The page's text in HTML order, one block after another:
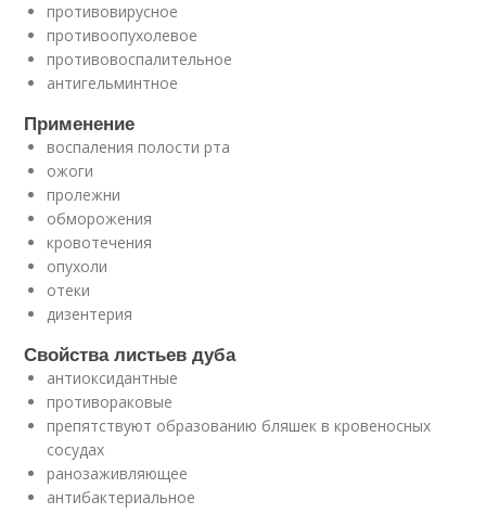
противовирусное
противоопухолевое
противовоспалительное
антигельминтное
Применение
воспаления полости рта
ожоги
пролежни
обморожения
кровотечения
опухоли
отеки
дизентерия
Свойства листьев дуба
антиоксидантные
противораковые
препятствуют образованию бляшек в кровеносных
сосудах
ранозаживляющее
антибактериальное